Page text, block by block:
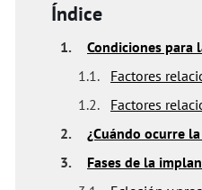
Índice
1.
Condiciones para
1.1.
Factores
1.2.
Factores
2.
¿Cuándo ocurre
3.
Fases de la